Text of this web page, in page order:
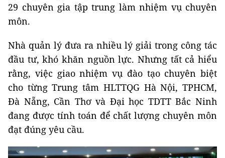
29 chuyên gia tập trung làm nhiệm vụ chuyên
môn.
Nhà quản lý đưa ra nhiều lý giải trong công tác
đầu tư, khó khăn nguồn lực. Nhưng tất cả hiểu
rằng, việc giao nhiệm vụ đào tạo chuyên biệt
cho từng Trung tâm HLTTQG Hà Nội, TPHCM,
Đà Nẵng, Cần Thơ và Đại học TDTT Bắc Ninh
đang được tính toán để chất lượng chuyên môn
đạt đúng yêu cầu.